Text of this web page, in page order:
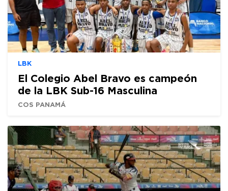
LBK
El Colegio Abel Bravo es campeón
de la LBK Sub-16 Masculina
COS PANAMÁ